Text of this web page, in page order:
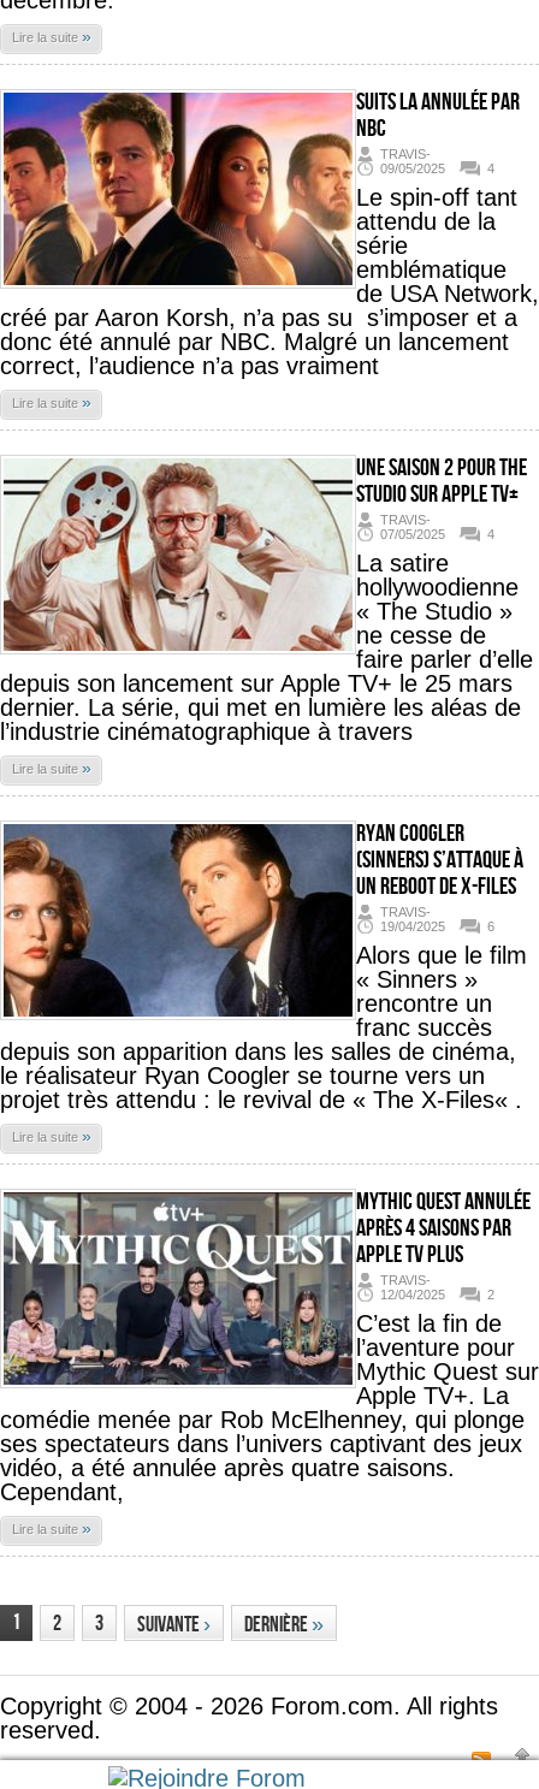
Lire la suite »
Suits LA annulée par
NBC
TRAVIS-
09/05/2025
4
Le spin-off tant
attendu de la
série
emblématique
de USA Network,
créé par Aaron Korsh, n’a pas su s’imposer et a
donc été annulé par NBC. Malgré un lancement
correct, l’audience n’a pas vraiment
Lire la suite »
Une saison 2 pour The
Studio sur Apple TV+
TRAVIS-
07/05/2025
4
La satire
hollywoodienne
« The Studio »
ne cesse de
faire parler d’elle
depuis son lancement sur Apple TV+ le 25 mars
dernier. La série, qui met en lumière les aléas de
l’industrie cinématographique à travers
Lire la suite »
Ryan Coogler
(Sinners) s’attaque à
un reboot de X-Files
TRAVIS-
19/04/2025
6
Alors que le film
« Sinners »
rencontre un
franc succès
depuis son apparition dans les salles de cinéma,
le réalisateur Ryan Coogler se tourne vers un
projet très attendu : le revival de « The X-Files« .
Lire la suite »
Mythic Quest annulée
après 4 saisons par
Apple TV Plus
TRAVIS-
12/04/2025
2
C’est la fin de
l’aventure pour
Mythic Quest sur
Apple TV+. La
comédie menée par Rob McElhenney, qui plonge
ses spectateurs dans l’univers captivant des jeux
vidéo, a été annulée après quatre saisons.
Cependant,
Lire la suite »
1 2 3 Suivante› Dernière»
Copyright © 2004 - 2026 Forom.com. All rights
reserved.